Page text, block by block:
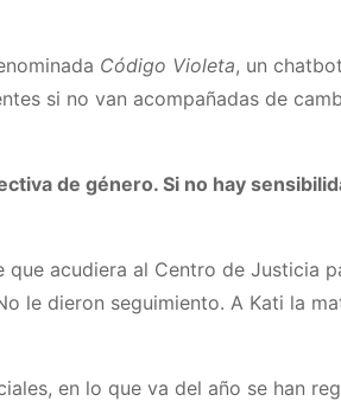
Código Violeta, un
si no van acompañadas de
de género. Si no hay
que acudiera al Centro de Justicia
le dieron seguimiento. A Kati la
en lo que va del año se han